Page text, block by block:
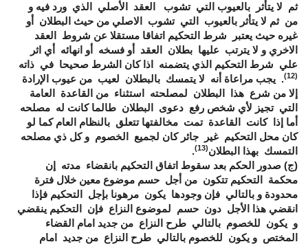
ثم لا يتأثر بالعيوب التي تشوب العقد الأصلي الذي ورد فيه و
من ثم لا يتأثر بالعيوب التي تشوب الاصلي من حيث البطلان أو
غيره حيث يعتبر شرط التحكيم اتفاقا مستقلا عن شروط العقد
الاخري و لا يترتب عليها بطلان العقد أو فسخه أو انهائه أي اثر
علي شرط التحكيم الذي يتضمنه اذا كان الشرط صحيحا في ذاته
(12)
. يجب مراعاة أنه لا يتمسك بالبطلان لعيب من عيوب الإرادة
إلا من شرع هذا البطلان لمصلحته استثناء من القاعدة العامة
التي تجيز لأي شخص رفع دعوى البطلان طالما كانت له مصلحه
أما إذا كانت القاعدة تمت مخالفتها تتعلق بالنظام العام كما لو
كان محل التحكيم غير جائر كان لجميع الخصوم و كل ذي مصلحه
التمسك بهذا البطلان(13)
.
(ج) صدور الحكم بعد سقوط اتفاق التحكيم بانقضاء مدته إن
محكمة التحكيم تتكون من أجل حسم موضوع معين خلال فترة
محدودة و بالتالي فإن وجودها يكون مرهونا بإجل التحكيم فإذا
انقضي هذا الأجل دون حسم لموضوع النزاع فإن التحكيم ينقضي
و يكون للخصوم بالتالي طرح النزاع من جديد امام القضاء
المختص و يكون للخصوم بالتالي طرح النزاع من جديد امام